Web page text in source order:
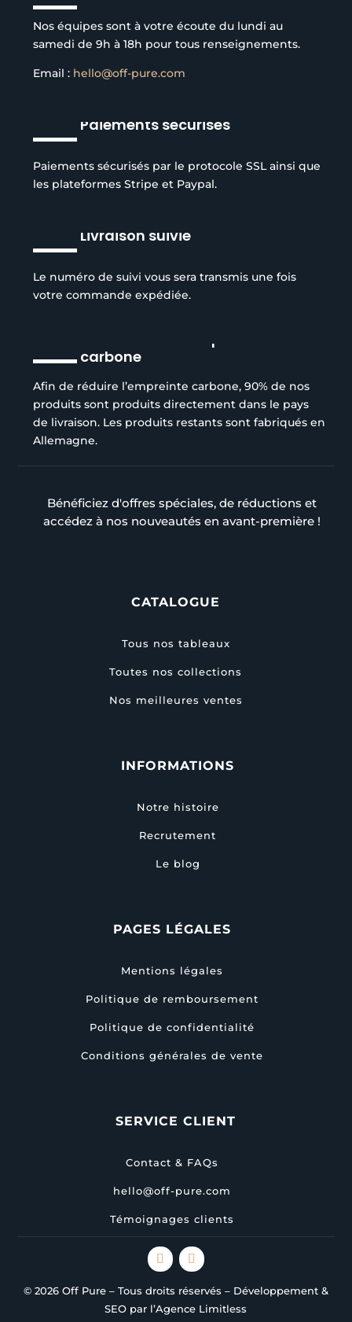
Nos équipes sont à votre écoute du lundi au
samedi de 9h à 18h pour tous renseignements.
Email : hello@off-pure.com
Paiements sécurisés
Paiements sécurisés par le protocole SSL ainsi que
les plateformes Stripe et Paypal.
Livraison suivie
Le numéro de suivi vous sera transmis une fois
votre commande expédiée.
carbone
Afin de réduire l’empreinte carbone, 90% de nos
produits sont produits directement dans le pays
de livraison. Les produits restants sont fabriqués en
Allemagne.
Bénéficiez d'offres spéciales, de réductions et
accédez à nos nouveautés en avant-première !
CATALOGUE
Tous nos tableaux
Toutes nos collections
Nos meilleures ventes
INFORMATIONS
Notre histoire
Recrutement
Le blog
PAGES LÉGALES
Mentions légales
Politique de remboursement
Politique de confidentialité
Conditions générales de vente
SERVICE CLIENT
Contact & FAQs
hello@off-pure.com
Témoignages clients
© 2026 Off Pure – Tous droits réservés – Développement &
SEO par l’Agence Limitless